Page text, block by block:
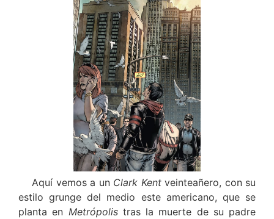
Aquí vemos a unClark Kentveinteañero, con su
estilo grunge del medio este americano, que se
planta en Metrópolis tras la muerte de su padre